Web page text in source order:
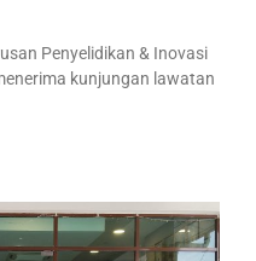
Penyelidikan & Inovasi
kunjungan lawatan